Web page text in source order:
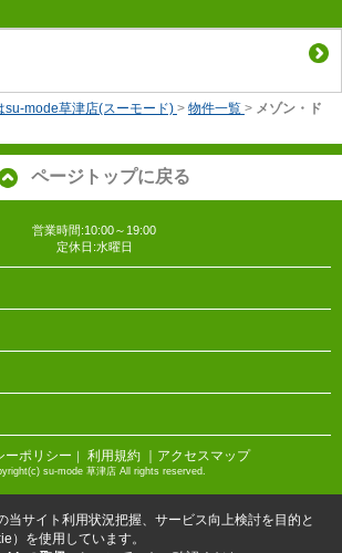
su-mode草津店(スーモード) > 物件一覧 > メゾン・ド
ページトップに戻る
営業時間:10:00～19:00
定休日:水曜日
ーポリシー 利用規約 ｜アクセスマップ
su-mode 草津店 All rights reserved.
当サイト利用状況把握、サービス向上検討を目的と
）を使用しています。